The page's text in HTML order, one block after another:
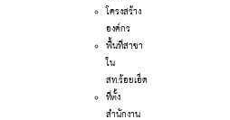
โครงสร้าง
องค์กร
พื้นที่สาขา
ใน
สท.ร้อยเอ็ด
ที่ตั้ง
สำนักงาน